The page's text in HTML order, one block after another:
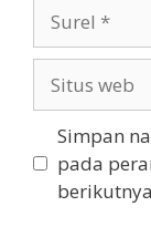
web
Simpan
pada